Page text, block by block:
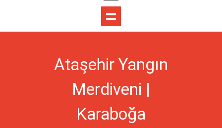
Ataşehir Yangın
Merdiveni |
Karaboğa